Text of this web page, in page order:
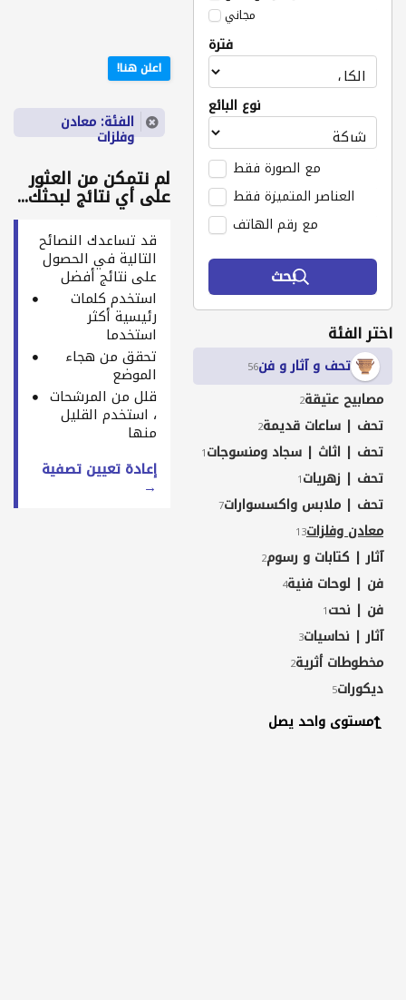
مجاني
فترة
نوع البائع
مع الصورة فقط
العناصر المتميزة فقط
مع رقم الهاتف
بحث
اختر الفئة
تحف و آثار و فن56
مصابيح عتيقة2
تحف | ساعات قديمة2
تحف | اثاث | سجاد ومنسوجات1
تحف | زهريات1
تحف | ملابس واكسسوارات7
معادن وفلزات13
آثار | كتابات و رسوم2
فن | لوحات فنية4
فن | نحت1
آثار | نحاسيات3
مخطوطات أثرية2
ديكورات5
مستوى واحد يصل
اعلن هنا!
الفئة: معادن
وفلزات
لم نتمكن من العثور
على أي نتائج لبحثك...
قد تساعدك النصائح
التالية في الحصول
على نتائج أفضل
استخدم كلمات
رئيسية أكثر
استخدما
تحقق من هجاء
الموضع
قلل من المرشحات
، استخدم القليل
منها
إعادة تعيين تصفية
→